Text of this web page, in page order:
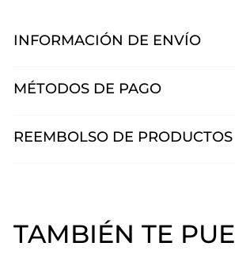
INFORMACIÓN DE ENVÍO
MÉTODOS DE PAGO
REEMBOLSO DE PRODUCTOS
TAMBIÉN TE